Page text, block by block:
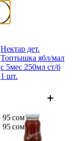
Нектар дет.
Топтыш­ка ябл/мал
с 5мес 250мл ст/б
1 шт.
95 сом
95 сом